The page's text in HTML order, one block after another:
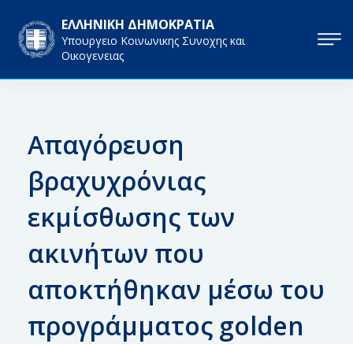
ΕΛΛΗΝΙΚΗ ΔΗΜΟΚΡΑΤΙΑ
Υπουργειο Κοινωνικης Συνοχης και
Οικογενειας
Απαγόρευση
βραχυχρόνιας
εκμίσθωσης των
ακινήτων που
αποκτήθηκαν μέσω του
προγράμματος golden